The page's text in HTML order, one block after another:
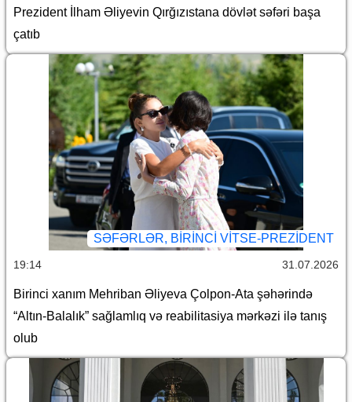
Prezident İlham Əliyevin Qırğızıstana dövlət səfəri başa
çatıb
SƏFƏRLƏR, BIRINCI VITSE-PREZIDENT
19:14 31.07.2026
Birinci xanım Mehriban Əliyeva Çolpon-Ata şəhərində
“Altın-Balalık” sağlamlıq və reabilitasiya mərkəzi ilə tanış
olub